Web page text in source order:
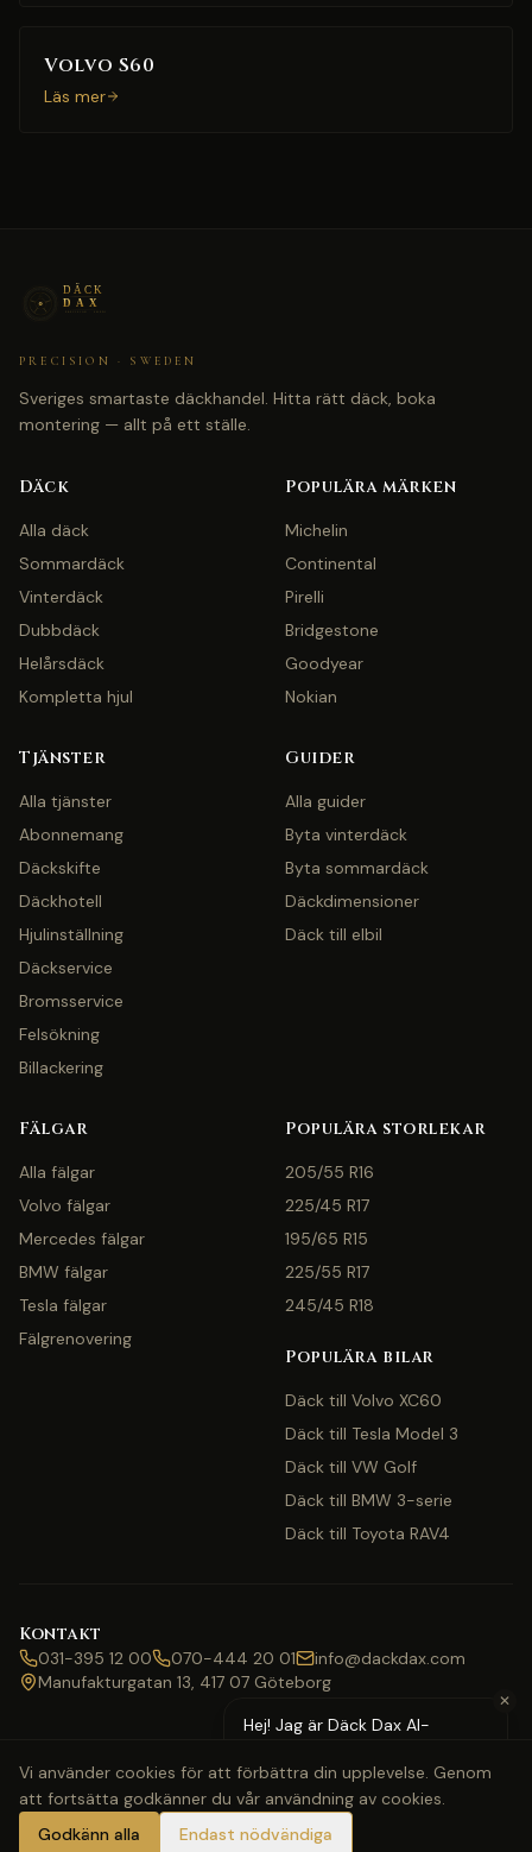
Volvo S60
Läs mer
PRECISION · SWEDEN
Sveriges smartaste däckhandel. Hitta rätt däck, boka
montering — allt på ett ställe.
Däck
Alla däck
Sommardäck
Vinterdäck
Dubbdäck
Helårsdäck
Kompletta hjul
Populära märken
Michelin
Continental
Pirelli
Bridgestone
Goodyear
Nokian
Tjänster
Alla tjänster
Abonnemang
Däckskifte
Däckhotell
Hjulinställning
Däckservice
Bromsservice
Felsökning
Billackering
Guider
Alla guider
Byta vinterdäck
Byta sommardäck
Däckdimensioner
Däck till elbil
Fälgar
Alla fälgar
Volvo fälgar
Mercedes fälgar
BMW fälgar
Tesla fälgar
Fälgrenovering
Populära storlekar
205/55 R16
225/45 R17
195/65 R15
225/55 R17
245/45 R18
Populära bilar
Däck till Volvo XC60
Däck till Tesla Model 3
Däck till VW Golf
Däck till BMW 3-serie
Däck till Toyota RAV4
Kontakt
031-395 12 00 070-444 20 01
info@dackdax.com
Manufakturgatan 13, 417 07 Göteborg
©2026Däck Dax. Alla rättigheter förbehållna.
WebbkartaKlarnaSwishVisaMastercard
✕
Hej! Jag är Däck Dax AI-
med pris eller bokning?
Vi använder cookies för att förbättra din upplevelse. Genom
att fortsätta godkänner du vår användning av cookies.
Godkänn alla
Endast nödvändiga